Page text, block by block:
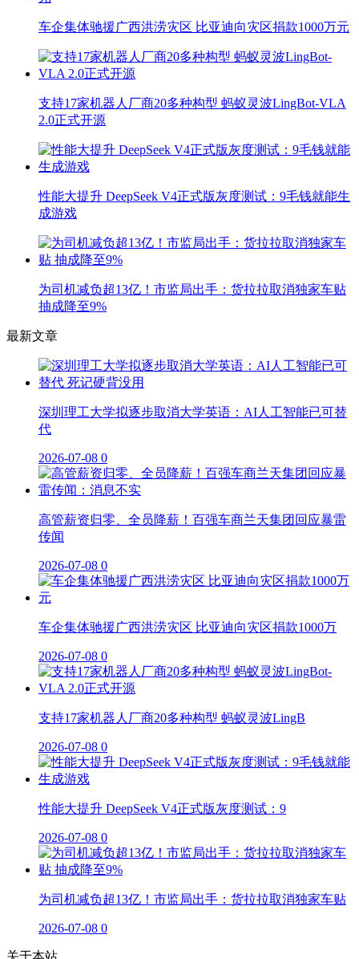
车企集体驰援广西洪涝灾区 比亚迪向灾区捐款1000万元
支持17家机器人厂商20多种构型 蚂蚁灵波LingBot-VLA
2.0正式开源
性能大提升 DeepSeek V4正式版灰度测试：9毛钱就能生
成游戏
为司机减负超13亿！市监局出手：货拉拉取消独家车贴
抽成降至9%
最新文章
深圳理工大学拟逐步取消大学英语：AI人工智能已可替
代
2026-07-08 0
高管薪资归零、全员降薪！百强车商兰天集团回应暴雷
传闻
2026-07-08 0
车企集体驰援广西洪涝灾区 比亚迪向灾区捐款1000万
2026-07-08 0
支持17家机器人厂商20多种构型 蚂蚁灵波LingB
2026-07-08 0
性能大提升 DeepSeek V4正式版灰度测试：9
2026-07-08 0
为司机减负超13亿！市监局出手：货拉拉取消独家车贴
2026-07-08 0
关于本站